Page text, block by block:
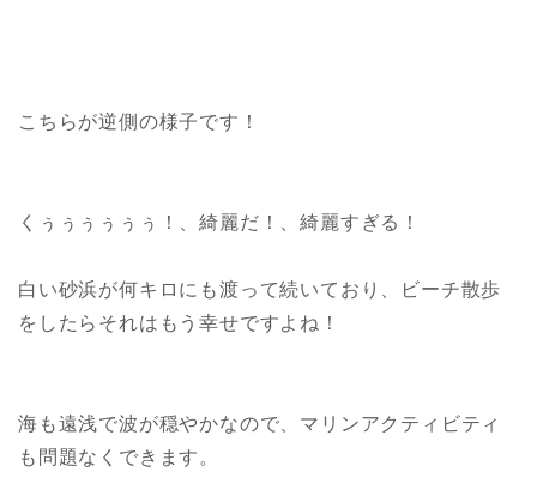
こちらが逆側の様子です！
くぅぅぅぅぅぅ！、綺麗だ！、綺麗すぎる！
白い砂浜が何キロにも渡って続いており、ビーチ散歩
をしたらそれはもう幸せですよね！
海も遠浅で波が穏やかなので、マリンアクティビティ
も問題なくできます。